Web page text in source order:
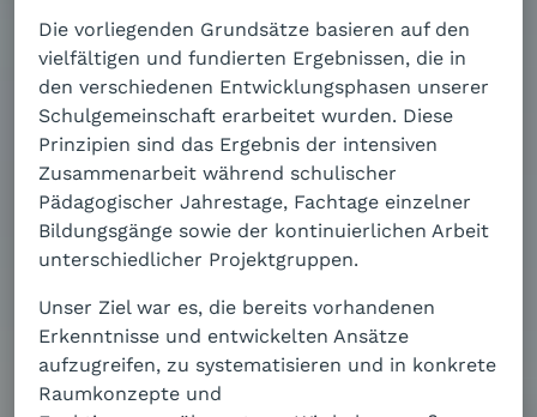
Die vorliegenden Grundsätze basieren auf den
vielfältigen und fundierten Ergebnissen, die in
den verschiedenen Entwicklungsphasen unserer
Schulgemeinschaft erarbeitet wurden. Diese
Prinzipien sind das Ergebnis der intensiven
Zusammenarbeit während schulischer
Pädagogischer Jahrestage, Fachtage einzelner
Bildungsgänge sowie der kontinuierlichen Arbeit
unterschiedlicher Projektgruppen.
Unser Ziel war es, die bereits vorhandenen
Erkenntnisse und entwickelten Ansätze
aufzugreifen, zu systematisieren und in konkrete
Raumkonzepte und